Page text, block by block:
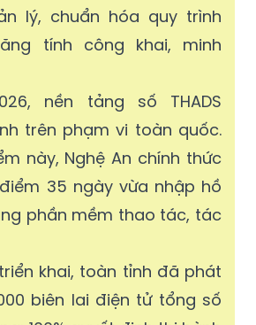
lý, chuẩn hóa quy trình
tính công khai, minh
nền tảng số THADS
trên phạm vi toàn quốc.
này, Nghệ An chính thức
35 ngày vừa nhập hồ
phần mềm thao tác, tác
khai, toàn tỉnh đã phát
biên lai điện tử tổng số